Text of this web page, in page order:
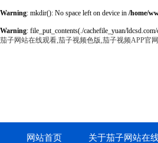
Warning: mkdir(): No space left on device in /home/
Warning: file_put_contents(./cachefile_yuan/
茄子网站在线观看,茄子视频色版,茄子视频APP官
网站首页 关于茄子网站在